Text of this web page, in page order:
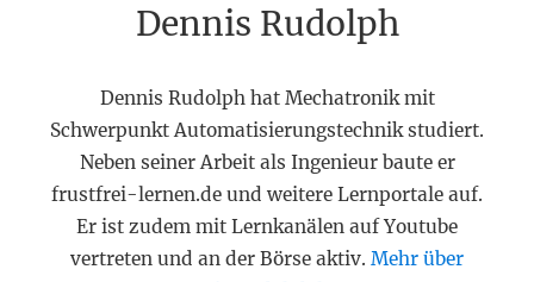
Dennis Rudolph
Dennis Rudolph hat Mechatronik mit
Schwerpunkt Automatisierungstechnik studiert.
Neben seiner Arbeit als Ingenieur baute er
frustfrei-lernen.de und weitere Lernportale auf.
Er ist zudem mit Lernkanälen auf Youtube
vertreten und an der Börse aktiv. Mehr über